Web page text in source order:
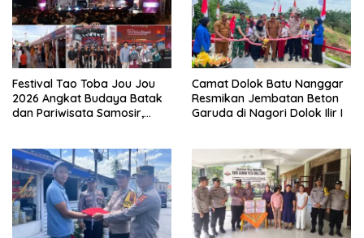
Festival Tao Toba Jou Jou
2026 Angkat Budaya Batak
dan Pariwisata Samosir,
Camat Dolok Batu Nanggar
Resmikan Jembatan Beton
Garuda di Nagori Dolok Ilir I